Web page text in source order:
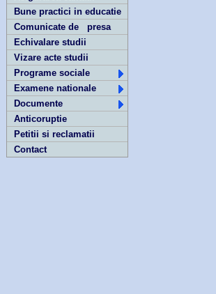
Bune practici in educatie
Comunicate de presa
Echivalare studii
Vizare acte studii
Programe sociale
Examene nationale
Documente
Anticoruptie
Petitii si reclamatii
Contact